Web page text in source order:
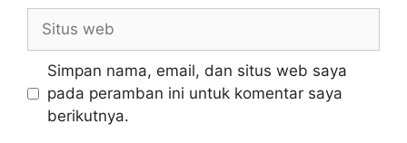
Simpan nama, email, dan situs web saya
pada peramban ini untuk komentar saya
berikutnya.